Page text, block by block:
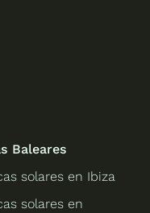
Baleares
solares en Ibiza
solares en